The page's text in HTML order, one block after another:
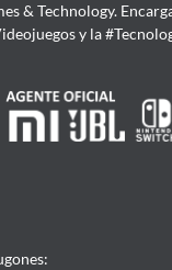
& Technology.
y la